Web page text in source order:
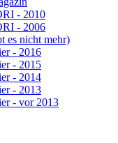
- 2010
- 2006
es nicht mehr)
- 2016
- 2015
- 2014
- 2013
- vor 2013